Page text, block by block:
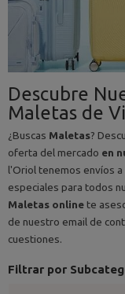
Descubre
Maletas de
¿Buscas Maletas?
oferta del mercado en
l'Oriol tenemos envíos
especiales para todos
Maletas online te
de nuestro email de
cuestiones.
Filtrar por